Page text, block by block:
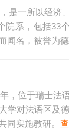
是一所以经济
院系，包括33
闻名，被誉为德
，位于瑞士法
学对法语区及
同实施教研。